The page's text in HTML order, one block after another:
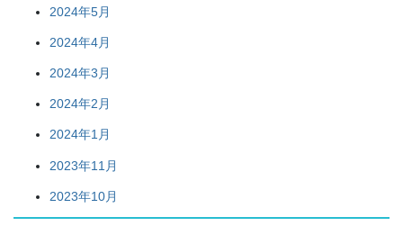
2024年5月
2024年4月
2024年3月
2024年2月
2024年1月
2023年11月
2023年10月